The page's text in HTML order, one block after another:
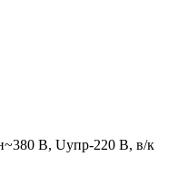
В, Uупр-220 В, в/к